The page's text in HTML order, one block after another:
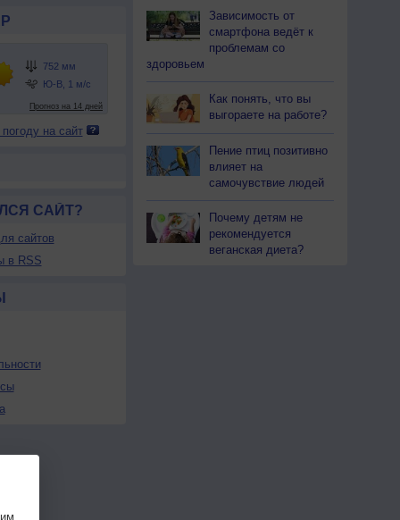
+25
+17
34
С
2-5
52
Штиль
58
Ю-З
на сайт
САЙТ?
сайтов
в RSS
Зависимость от
смартфона ведёт к
проблемам со
здоровьем
Как понять, что вы
выгораете на работе?
Пение птиц позитивно
влияет на
самочувствие людей
Почему детям не
рекомендуется
веганская диета?